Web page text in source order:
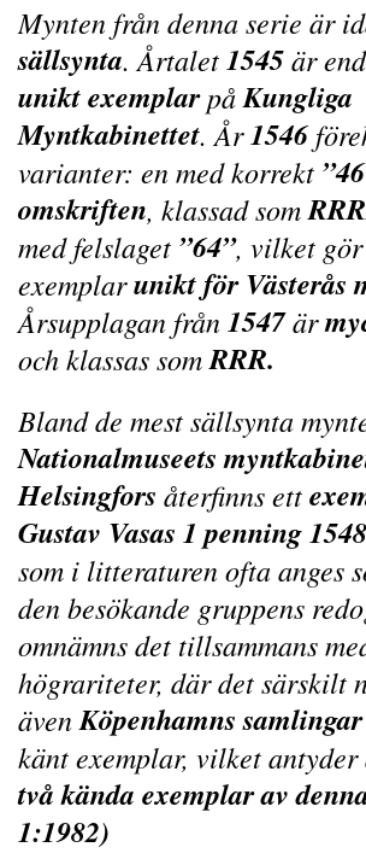
Mynten från denna serie är
sällsynta. Årtalet1545är
unikt exemplarpåKungliga
Myntkabinettet. År1546
varianter: en med korrekt
omskriften, klassad som
med felslaget ”64”, vilket
exemplarunikt för Västerås
Årsupplagan från1547är
och klassas somRRR.
Bland de mest sällsynta
Nationalmuseets
Helsingfors återfinns ett
Gustav Vasas 1 penning 1548
som i litteraturen ofta anges
den besökande gruppens
omnämns det tillsammans
högrariteter, där det särskilt
ävenKöpenhamns samlingar
känt exemplar, vilket
två kända exemplar av
1:1982)